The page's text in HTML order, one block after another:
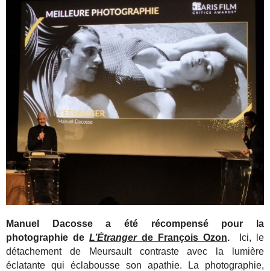
Manuel Dacosse a été récompensé pour la
photographie de L’Étrangerde François Ozon.
Ici, le
détachement de Meursault contraste avec la lumière
éclatante qui éclabousse son apathie. La photographie,